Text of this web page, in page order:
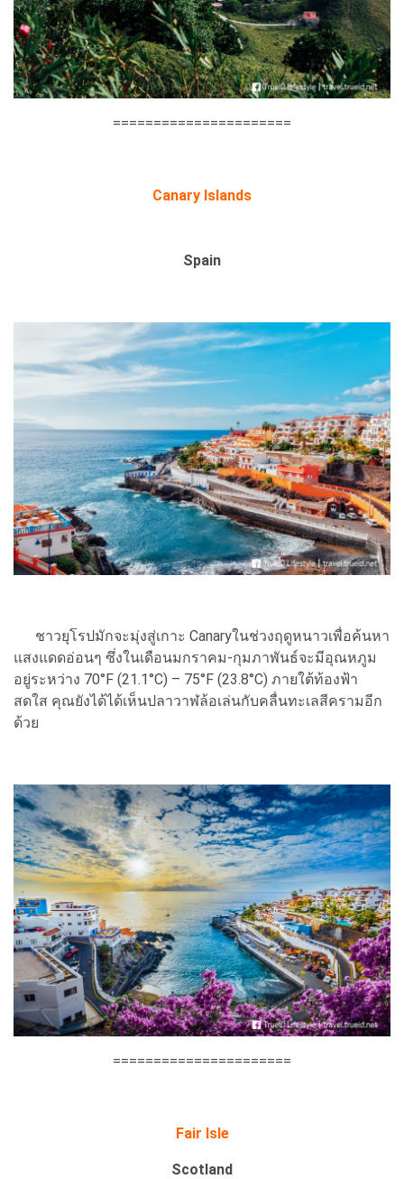
======================
Canary Islands
Spain
ชาวยุโรปมักจะมุ่งสู่เกาะ Canaryในช่วงฤดูหนาวเพื่อค้นหา
แสงแดดอ่อนๆ ซึ่งในเดือนมกราคม-กุมภาพันธ์จะมีอุณหภูม
อยู่ระหว่าง 70°F (21.1°C) – 75°F (23.8°C) ภายใต้ท้องฟ้า
สดใส คุณยังได้ได้เห็นปลาวาฬล้อเล่นกับคลื่นทะเลสีครามอีก
ด้วย
======================
Fair Isle
Scotland